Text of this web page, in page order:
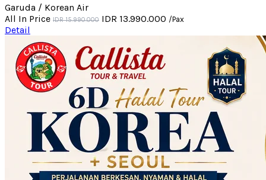
Garuda / Korean Air
All In Price IDR 15.990.000 IDR 13.990.000 /Pax
Detail